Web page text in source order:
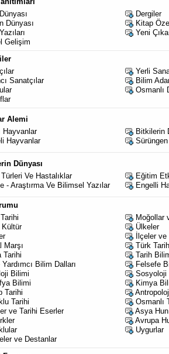
Dergiler
Dünyası
Kitap
Yeni
Gelişim
Yerli
Sanatçılar
Bilim
Osmanlı
Alemi
Hayvanlar
Bitkilerin
Hayvanlar
Dünyası
Ve Hastalıklar
Eğitim
- Araştırma Ve Bilimsel Yazılar
Engelli
Moğollar
Kültür
Ülkeler
İlçeler
Marşı
Türk
Tarihi
Tarih
Bilim Dalları
Felsefe
Bilimi
Sosyoloji
Bilimi
Kimya
Tarihi
Tarihi
Osmanlı
ve Tarihi Eserler
Asya
Avrupa
Uygurlar
ve Destanlar